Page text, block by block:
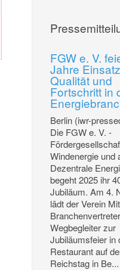
FGW e. V.
Jahre
Qualität und
Fortschritt in
Berlin (iwr-
Die FGW e. V. -
Windenergie und
Dezentrale
begeht 2025 ihr
Jubiläum. Am 4.
lädt der Verein
Wegbegleiter zur
Jubiläumsfeier in
Restaurant auf
Reichstag in Be...